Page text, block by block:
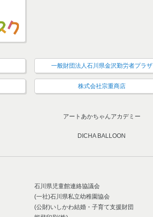
一般財団法人石川県金沢勤労者プラザ
株式会社宗重商店
アートあかちゃんアカデミー
DICHA BALLOON
石川県児童館連絡協議会
(一社)石川県私立幼稚園協会
(公財)いしかわ結婚・子育て支援財団